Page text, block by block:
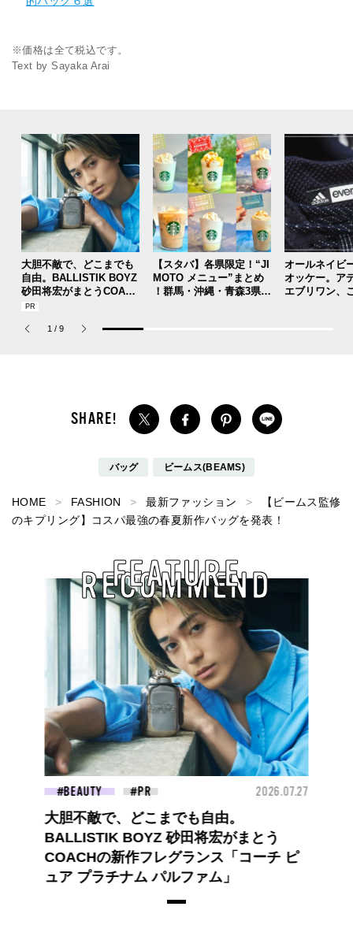
※価格は全て税込です。
Text by Sayaka Arai
大胆不敵で、どこまでも
自由。BALLISTIK BOYZ
砂田将宏がまとうCOACH
の新作フレグランス「コ
パルファム」
【スタバ】各県限定！“JI
MOTO メニュー”まとめ
！群馬・沖縄・青森3県分
オールネイビ
オッケー。ア
エブリワン、
1 / 9
バッグ ビームス(BEAMS)
HOME FASHION 最新ファッション
【ビームス監修
のキプリング】コスパ最強の春夏新作バッグを発表！
RECOMMEND
FEATURE
BEAUTY 2026.07.27
大胆不敵で、どこまでも自由。
BALLISTIK BOYZ 砂田将宏がまとう
COACHの新作フレグランス「コーチ ピ
ュア プラチナム パルファム」